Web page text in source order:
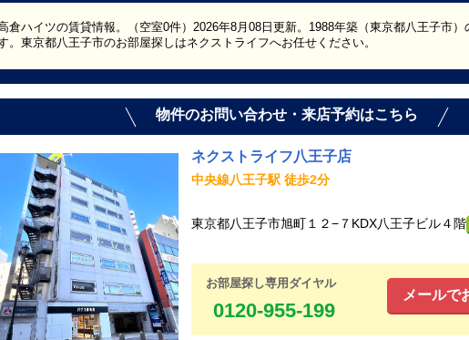
倉ハイツの賃貸情報。（空室0件）2026年8月08日更新。1988年築（東京都八王子市
。東京都八王子市のお部屋探しはネクストライフへお任せください。
物件のお問い合わせ・来店予約はこちら
ネクストライフ八王子店
中央線八王子駅 徒歩2分
東京都八王子市旭町１２−７KDX八王子ビル４階
お部屋探し専用ダイヤル
0120-955-199
メールで